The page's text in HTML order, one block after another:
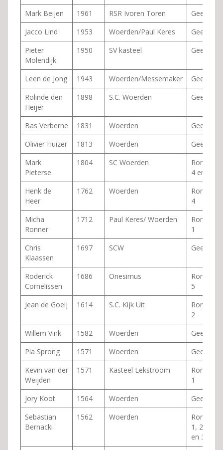
Mark Beijen 1961 RSR Ivoren Toren
Geen
Jacco Lind
1953 Woerden/Paul Keres
Geen
Pieter
Molendijk
1950 SV kasteel Geen
Leen de Jong 1943 Woerden/Messemaker
Geen
Rolinde den
Heijer
1898 S.C. Woerden Geen
Bas Verberne 1831 Woerden
Geen
Olivier Huizer
1813 Woerden
Geen
Mark
Pieterse
1804 SC Woerden
Ronde
4 en 5
Henk de
Heer
1762 Woerden
Ronde
4
Micha
Ronner
1712 Paul Keres/ Woerden
Ronde
1
Chris
Klaassen
1697 SCW Geen
Roderick
Cornelissen
1686 Onesimus
Ronde
5
Jean de Goeij
1614 S.C. Kijk Uit
Ronde
2
Willem Vink
1582 Woerden
Geen
Pia Sprong
1571 Woerden
Geen
Kevin van der
Weijden
1571 Kasteel Lekstroom
Ronde
1
Jory Koot
1564 Woerden
Geen
Sebastian
Bernacki
1562 Woerden
Ronde
1, 2
en 3